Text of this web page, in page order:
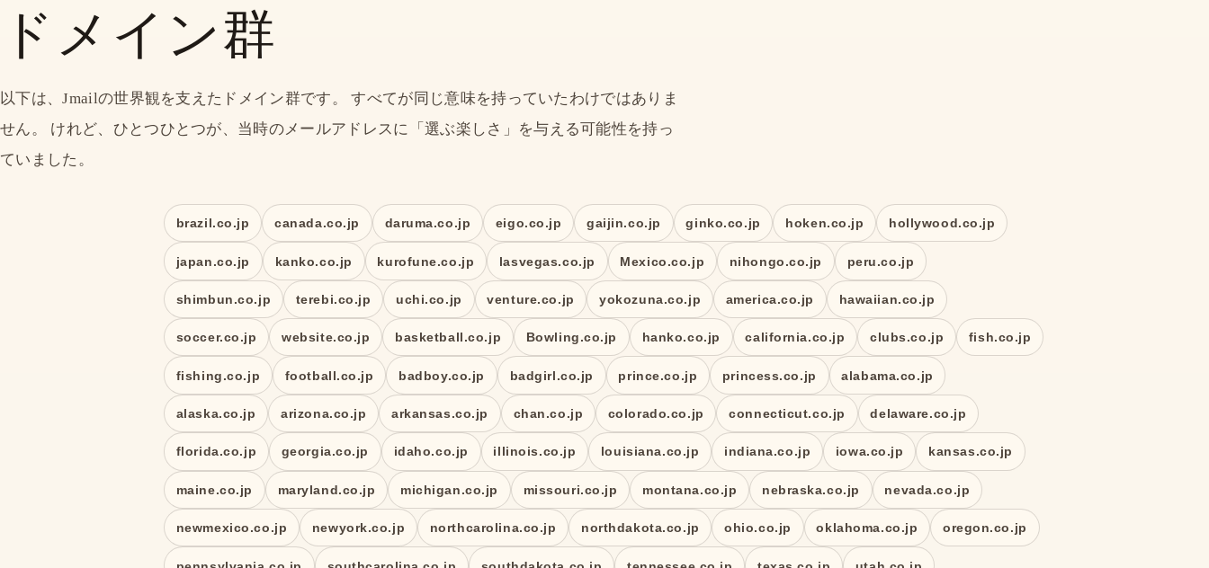
ドメイン群
以下は、Jmailの世界観を支えたドメイン群です。 すべてが同じ意味を持っていたわけではありま
せん。 けれど、ひとつひとつが、当時のメールアドレスに「選ぶ楽しさ」を与える可能性を持っ
ていました。
brazil.co.jp canada.co.jp daruma.co.jp eigo.co.jp gaijin.co.jp ginko.co.jp hoken.co.jp hollywood.co.jp
japan.co.jp kanko.co.jp kurofune.co.jp lasvegas.co.jp Mexico.co.jp nihongo.co.jp peru.co.jp
shimbun.co.jp terebi.co.jp uchi.co.jp venture.co.jp yokozuna.co.jp america.co.jp hawaiian.co.jp
soccer.co.jp website.co.jp basketball.co.jp Bowling.co.jp hanko.co.jp california.co.jp clubs.co.jp fish.co.jp
fishing.co.jp football.co.jp badboy.co.jp badgirl.co.jp prince.co.jp princess.co.jp alabama.co.jp
alaska.co.jp arizona.co.jp arkansas.co.jp chan.co.jp colorado.co.jp connecticut.co.jp delaware.co.jp
florida.co.jp georgia.co.jp idaho.co.jp illinois.co.jp louisiana.co.jp indiana.co.jp iowa.co.jp kansas.co.jp
maine.co.jp maryland.co.jp michigan.co.jp missouri.co.jp montana.co.jp nebraska.co.jp nevada.co.jp
newmexico.co.jp newyork.co.jp northcarolina.co.jp northdakota.co.jp ohio.co.jp oklahoma.co.jp oregon.co.jp